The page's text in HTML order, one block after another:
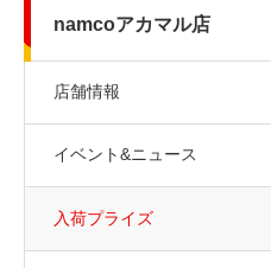
namcoアカマル店
店舗情報
イベント&ニュース
入荷プライズ